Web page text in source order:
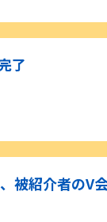
了
被紹介者のV